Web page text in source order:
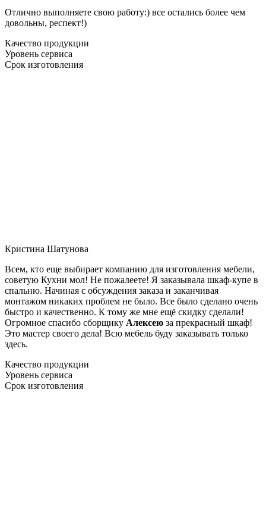
Отлично выполняете свою работу:) все остались более чем
довольны, респект!)
Качество продукции
Уровень сервиса
Срок изготовления
Кристина Шатунова
Всем, кто еще выбирает компанию для изготовления мебели,
советую Кухни мол! Не пожалеете! Я заказывала шкаф-купе в
спальню. Начиная с обсуждения заказа и заканчивая
монтажом никаких проблем не было. Все было сделано очень
быстро и качественно. К тому же мне ещё скидку сделали!
Огромное спасибо сборщику Алексею за прекрасный шкаф!
Это мастер своего дела! Всю мебель буду заказывать только
здесь.
Качество продукции
Уровень сервиса
Срок изготовления